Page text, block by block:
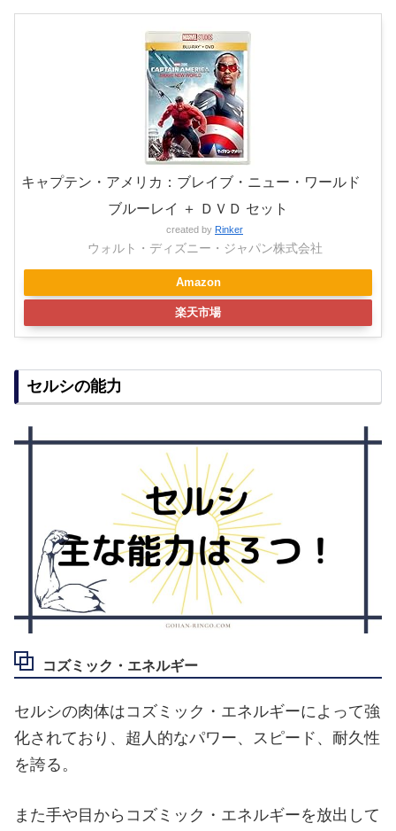
キャプテン・アメリカ：ブレイブ・ニュー・ワールド
ブルーレイ ＋ ＤＶＤ セット
created by Rinker
ウォルト・ディズニー・ジャパン株式会社
Amazon
楽天市場
セルシの能力
コズミック・エネルギー
セルシの肉体はコズミック・エネルギーによって強
化されており、超人的なパワー、スピード、耐久性
を誇る。
また手や目からコズミック・エネルギーを放出して